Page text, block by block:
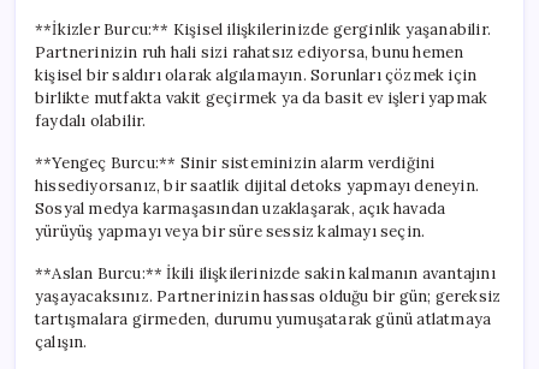
**İkizler Burcu:** Kişisel ilişkilerinizde gerginlik yaşanabilir.
Partnerinizin ruh hali sizi rahatsız ediyorsa, bunu hemen
kişisel bir saldırı olarak algılamayın. Sorunları çözmek için
birlikte mutfakta vakit geçirmek ya da basit ev işleri yapmak
faydalı olabilir.
**Yengeç Burcu:** Sinir sisteminizin alarm verdiğini
hissediyorsanız, bir saatlik dijital detoks yapmayı deneyin.
Sosyal medya karmaşasından uzaklaşarak, açık havada
yürüyüş yapmayı veya bir süre sessiz kalmayı seçin.
**Aslan Burcu:** İkili ilişkilerinizde sakin kalmanın avantajını
yaşayacaksınız. Partnerinizin hassas olduğu bir gün; gereksiz
tartışmalara girmeden, durumu yumuşatarak günü atlatmaya
çalışın.